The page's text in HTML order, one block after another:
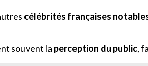
célébrités françaises
souvent la perception du public,